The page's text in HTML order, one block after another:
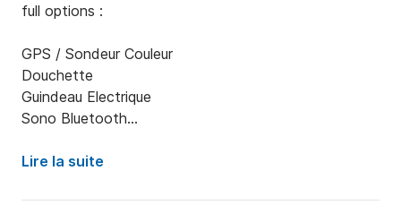
full options :
GPS / Sondeur Couleur
Douchette
Guindeau Electrique
Sono Bluetooth
Bain de Soleil
Lire la suite